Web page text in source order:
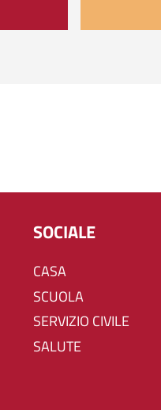
SOCIALE
CASA
SCUOLA
SERVIZIO CIVILE
SALUTE